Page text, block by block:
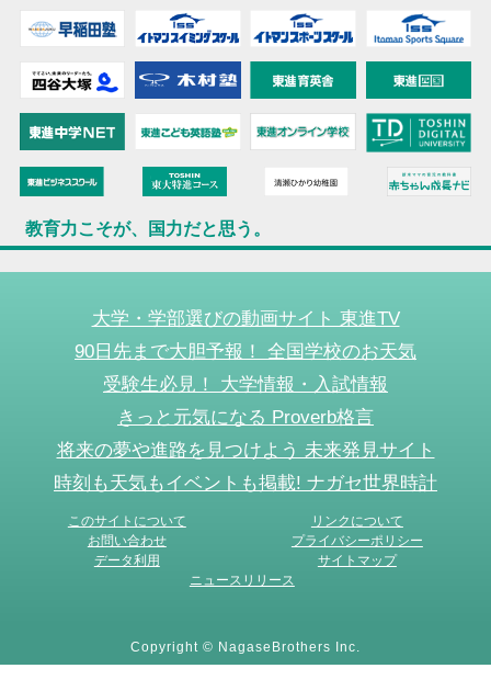
教育力こそが、国力だと思う。
大学・学部選びの動画サイト 東進TV
90日先まで大胆予報！ 全国学校のお天気
受験生必見！ 大学情報・入試情報
きっと元気になる Proverb格言
将来の夢や進路を見つけよう 未来発見サイト
時刻も天気もイベントも掲載! ナガセ世界時計
このサイトについて
リンクについて
お問い合わせ
プライバシーポリシー
データ利用
サイトマップ
ニュースリリース
Copyright © NagaseBrothers Inc.